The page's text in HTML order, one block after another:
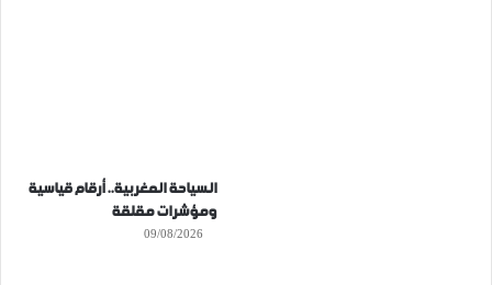
السياحة المغربية.. أرقام قياسية
ومؤشرات مقلقة
09/08/2026